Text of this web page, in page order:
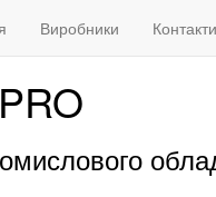
Виробники Контакти